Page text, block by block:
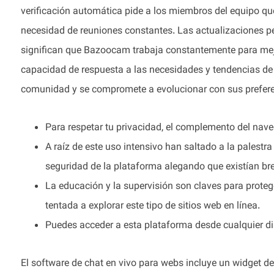
verificación automática pide a los miembros del equipo
necesidad de reuniones constantes. Las actualizaciones
significan que Bazoocam trabaja constantemente para
capacidad de respuesta a las necesidades y tendencias
comunidad y se compromete a evolucionar con sus
Para respetar tu privacidad, el complemento del
A raíz de este uso intensivo han saltado a la
seguridad de la plataforma alegando que existían
La educación y la supervisión son claves para
tentada a explorar este tipo de sitios web en línea.
Puedes acceder a esta plataforma desde cualquier
El software de chat en vivo para webs incluye un widget